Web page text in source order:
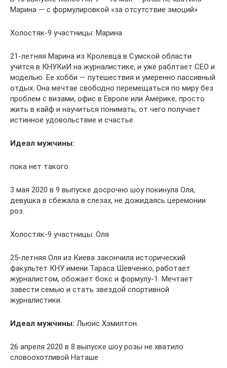
Марина — с формулировкой «за отсутствие эмоций»
Холостяк-9 участницы: Марина
21-летняя Марина из Кролевца в Сумской области
учится в КНУКиИ на журналистике, и уже раблтает СЕО и
моделью. Ее хобби — путешествия и умеренно пассивный
отдых. Она мечтае свободно перемещаться по миру без
проблем с визами, офис в Европе или Америке, просто
жить в кайф и научиться понимать, от чего получает
истинное удовольствие и счастье.
Идеал мужчины:
пока нет такого.
3 мая 2020 в 9 выпуске досрочно шоу покинула Оля,
девушка в сбежала в слезах, не дожидаясь церемонии
роз.
Холостяк-9 участницы: Оля
25-летняя Оля из Киева закончила исторический
факультет КНУ имени Тараса Шевченко, работает
журналистом, обожает бокс и формулу-1. Мечтает
завести семью и стать звездой спортивной
журналистики.
Идеал мужчины: Льюис Хэмилтон.
26 апреля 2020 в 8 выпуске шоу розы не хватило
словоохотливой Наташе